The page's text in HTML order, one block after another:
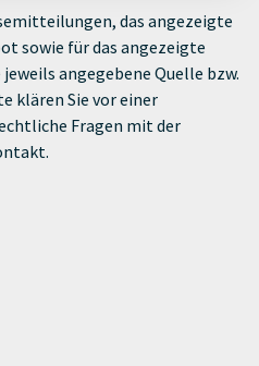
das angezeigte
sowie für das angezeigte
angegebene Quelle bzw.
klären Sie vor einer
Fragen mit der